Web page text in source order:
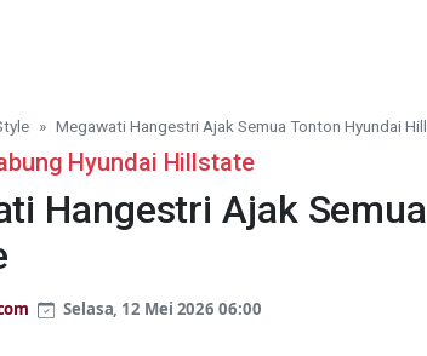
Megawati Hangestri Ajak Semua Tonton Hyundai
Hyundai Hillstate
Hangestri Ajak
Selasa, 12 Mei 2026 06:00